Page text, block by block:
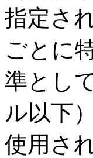
指定さ
ごとに
準とし
ル以下
使用さ